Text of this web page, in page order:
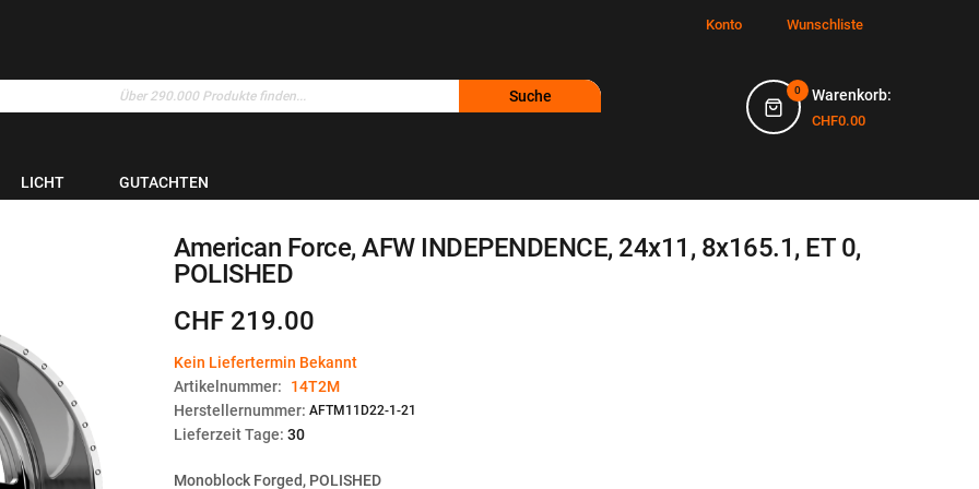
Konto Wunschliste
0 Warenkorb:
CHF0.00
Suche
LICHT GUTACHTEN
American Force, AFW INDEPENDENCE, 24x11, 8x165.1, ET 0,
POLISHED
CHF 219.00
Kein Liefertermin Bekannt
Artikelnummer:
14T2M
Herstellernummer: AFTM11D22-1-21
Lieferzeit Tage: 30
Monoblock Forged, POLISHED